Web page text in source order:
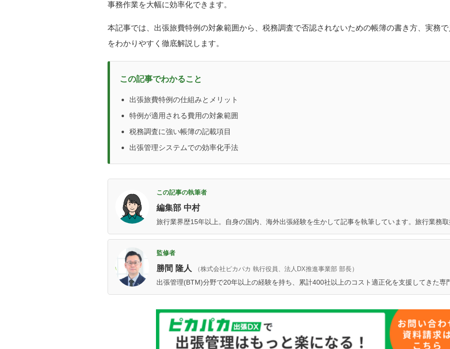
事務作業を大幅に効率化できます。
本記事では、出張旅費特例の対象範囲から、税務調査で否認されないための帳簿の書き方、実務
をわかりやすく徹底解説します。
この記事でわかること
出張旅費特例の仕組みとメリット
特例が適用される費用の対象範囲
税務調査に強い帳簿の記載項目
出張管理システムでの効率化手法
この記事の執筆者
編集部 中村
旅行業界歴15年以上。自身の国内、海外出張経験を生かして記事を執筆しています。旅行業務取
監修者
勝間 隆人
（株式会社ピカパカ 執行役員、法人DX推進事業部 部長）
出張管理(BTM)分野で20年以上の経験を持ち、累計400社以上のコスト適正化を支援してきた専